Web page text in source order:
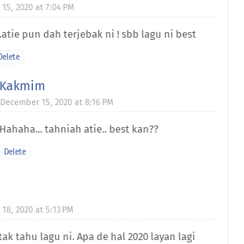
2020 at 7:04 PM
pun dah terjebak ni ! sbb lagu ni best
Delete
Kakmim
December 15, 2020 at 8:16 PM
Hahaha... tahniah atie.. best kan??
Delete
2020 at 5:13 PM
tahu lagu ni. Apa de hal 2020 layan lagi